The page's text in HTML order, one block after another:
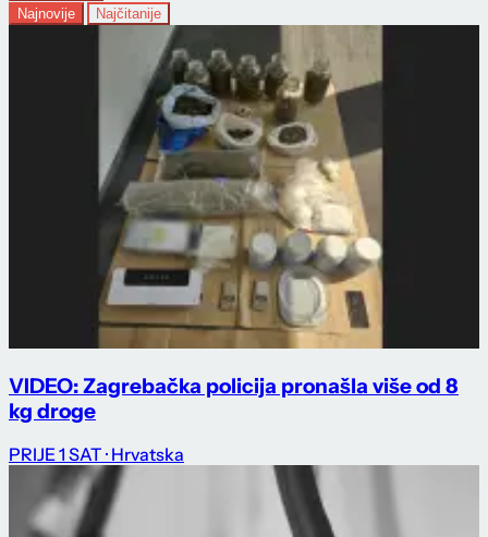
Najnovije Najčitanije
VIDEO: Zagrebačka policija pronašla više od 8
kg droge
PRIJE 1 SAT · Hrvatska